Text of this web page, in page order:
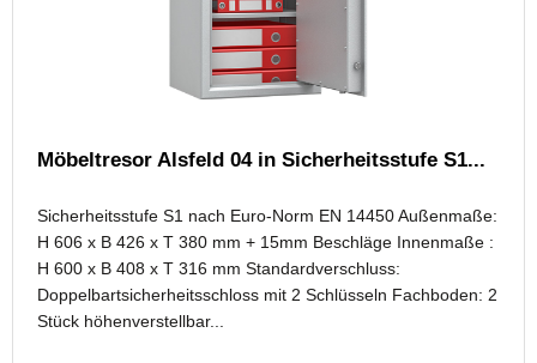
Möbeltresor Alsfeld 04 in Sicherheitsstufe S1...
Sicherheitsstufe S1 nach Euro-Norm EN 14450 Außenmaße:
H 606 x B 426 x T 380 mm + 15mm Beschläge Innenmaße :
H 600 x B 408 x T 316 mm Standardverschluss:
Doppelbartsicherheitsschloss mit 2 Schlüsseln Fachboden: 2
Stück höhenverstellbar...